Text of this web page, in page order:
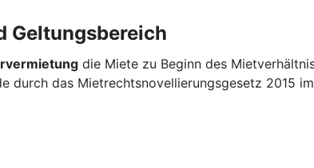
Geltungsbereich
die Miete zu Beginn des
durch das Mietrechtsnovellierungsgesetz 2015